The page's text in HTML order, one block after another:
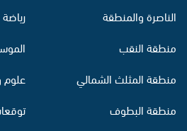
الناصرة والمنطقة
منطقة النقب
منطقة المثلث الشمالي
منطقة البطوف
رياضة
علوم